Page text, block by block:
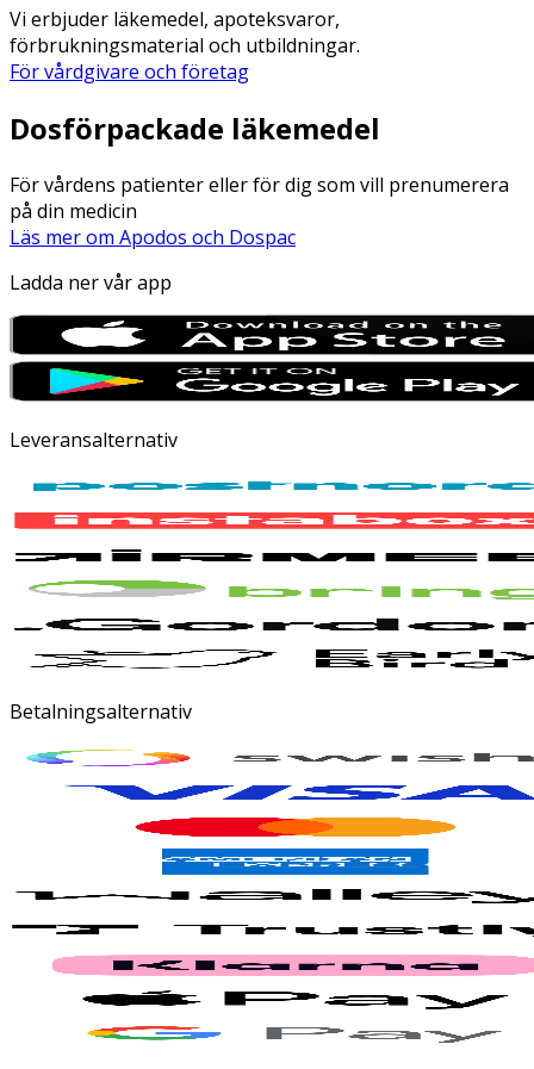
Vi erbjuder läkemedel, apoteksvaror,
förbrukningsmaterial och utbildningar.
För vårdgivare och företag
Dosförpackade läkemedel
För vårdens patienter eller för dig som vill prenumerera
på din medicin
Läs mer om Apodos och Dospac
Ladda ner vår app
Leveransalternativ
Betalningsalternativ